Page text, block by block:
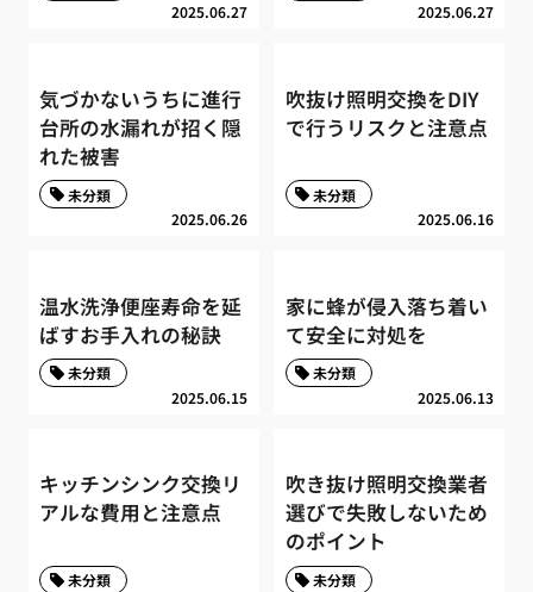
2025.06.27 2025.06.27
気づかないうちに進行
台所の水漏れが招く隠
れた被害
2025.06.26
未分類
吹抜け照明交換をDIY
で行うリスクと注意点
2025.06.16
未分類
温水洗浄便座寿命を延
ばすお手入れの秘訣
2025.06.15
未分類
家に蜂が侵入落ち着い
て安全に対処を
2025.06.13
未分類
キッチンシンク交換リ
アルな費用と注意点
未分類
吹き抜け照明交換業者
選びで失敗しないため
のポイント
未分類